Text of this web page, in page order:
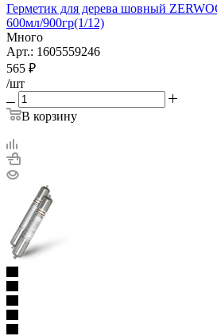
Герметик для дерева шовный
600мл/900гр(1/12)
Много
Арт.: 1605559246
565 ₽
/шт
В корзину